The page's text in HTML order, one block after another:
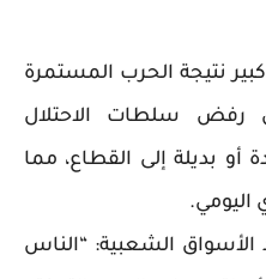
نتيجة الحرب المستمرة
رفض سلطات الاحتلال
أو بديلة إلى القطاع، مما
اليومي.
الأسواق الشعبية: “الناس